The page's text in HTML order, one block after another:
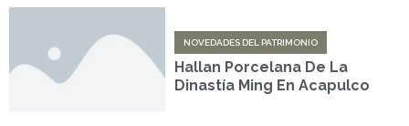
NOVEDADES DEL PATRIMONIO
Hallan Porcelana De La
Dinastía Ming En Acapulco